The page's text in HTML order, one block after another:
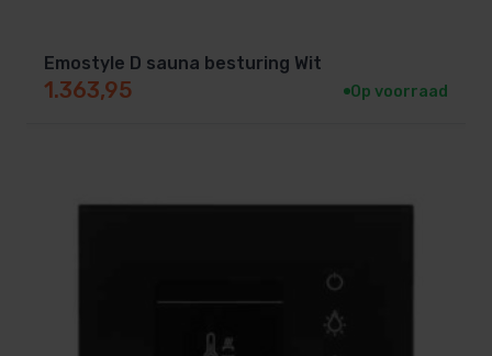
Emostyle D sauna besturing Wit
1.363,95 Op voorraad